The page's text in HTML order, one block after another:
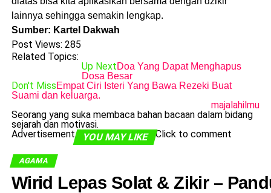
lainnya sehingga semakin lengkap.
Sumber: Kartel Dakwah
Post Views: 285
Related Topics:
Up NextDoa Yang Dapat Menghapus
Dosa Besar
Don't MissEmpat Ciri Isteri Yang Bawa Rezeki Buat
Suami dan keluarga.
majalahilmu
Seorang yang suka membaca bahan bacaan dalam bidang
sejarah dan motivasi.
Advertisement
YOU MAY LIKE Click to comment
AGAMA
Wirid Lepas Solat & Zikir –